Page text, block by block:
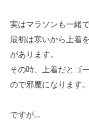
実はマラソンも一緒で
最初は寒いから上着
があります。
その時、上着だとゴ
ので邪魔になります。
ですが…